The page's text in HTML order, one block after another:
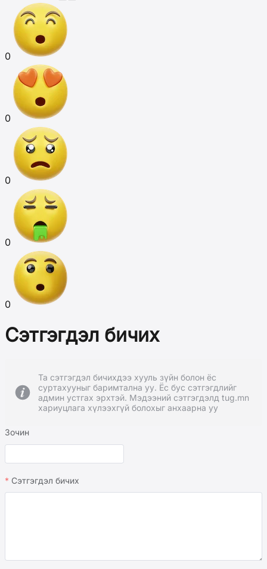
0
0
0
0
0
Сэтгэгдэл бичих
Та сэтгэгдэл бичихдээ хууль зүйн болон ёс
суртахууныг баримтална уу. Ёс бус сэтгэгдлийг
админ устгах эрхтэй. Мэдээний сэтгэгдэлд tug.mn
хариуцлага хүлээхгүй болохыг анхаарна уу
Зочин
Сэтгэгдэл бичих